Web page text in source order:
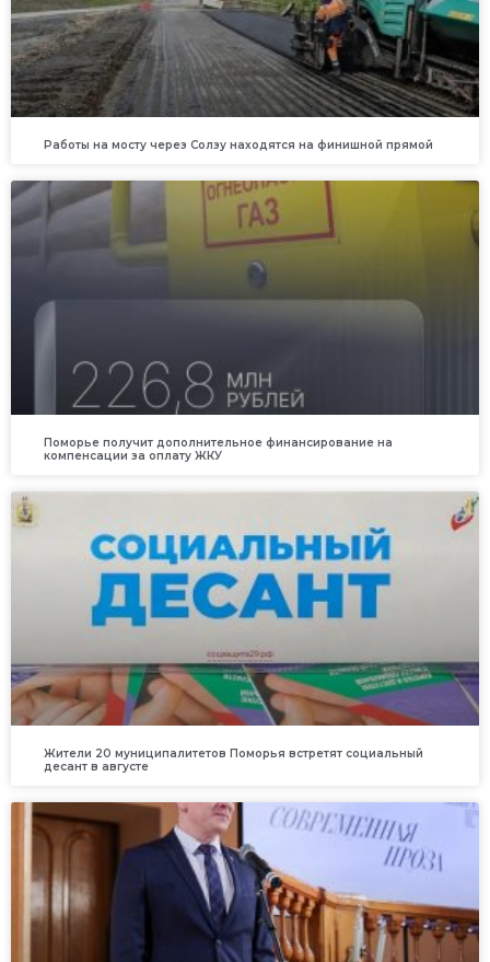
Работы на мосту через Солзу находятся на финишной прямой
Поморье получит дополнительное финансирование на
компенсации за оплату ЖКУ
Жители 20 муниципалитетов Поморья встретят социальный
десант в августе